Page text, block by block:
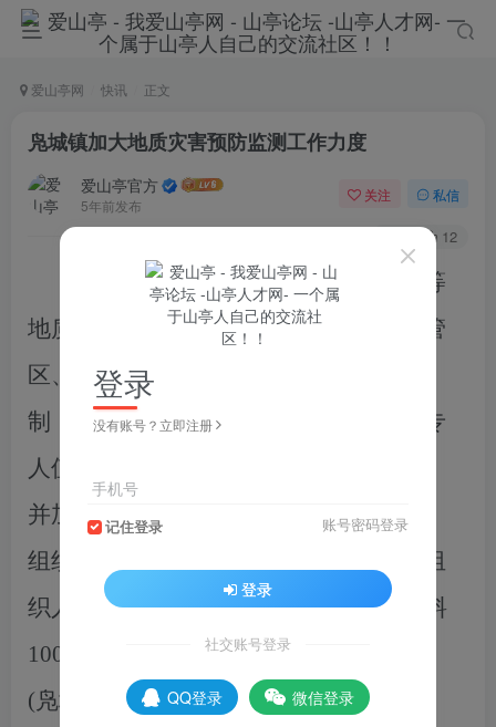
爱山亭网 快讯 正文
凫城镇加大地质灾害预防监测工作力度
爱山亭官方
5年前发布
关注 私信
12
为防范连日阴雨而引发滑坡泥石流等
地质灾害
，紧绷安全弦，通过健全镇、
管
区、
村地质灾害群测群防
制，
密切关注地质灾害易发生点，落实专
人值守
并加大对地质灾害相关知识的培训力度，
组织群众开展应急演练
目前，已组
织人员开展巡查50余人次，发放宣传资料
1000余份，
人民群众生命财产安全
(凫城镇）
登录
没有账号？立即注册
手机号
记住登录 账号密码登录
登录
社交账号登录
QQ登录 微信登录